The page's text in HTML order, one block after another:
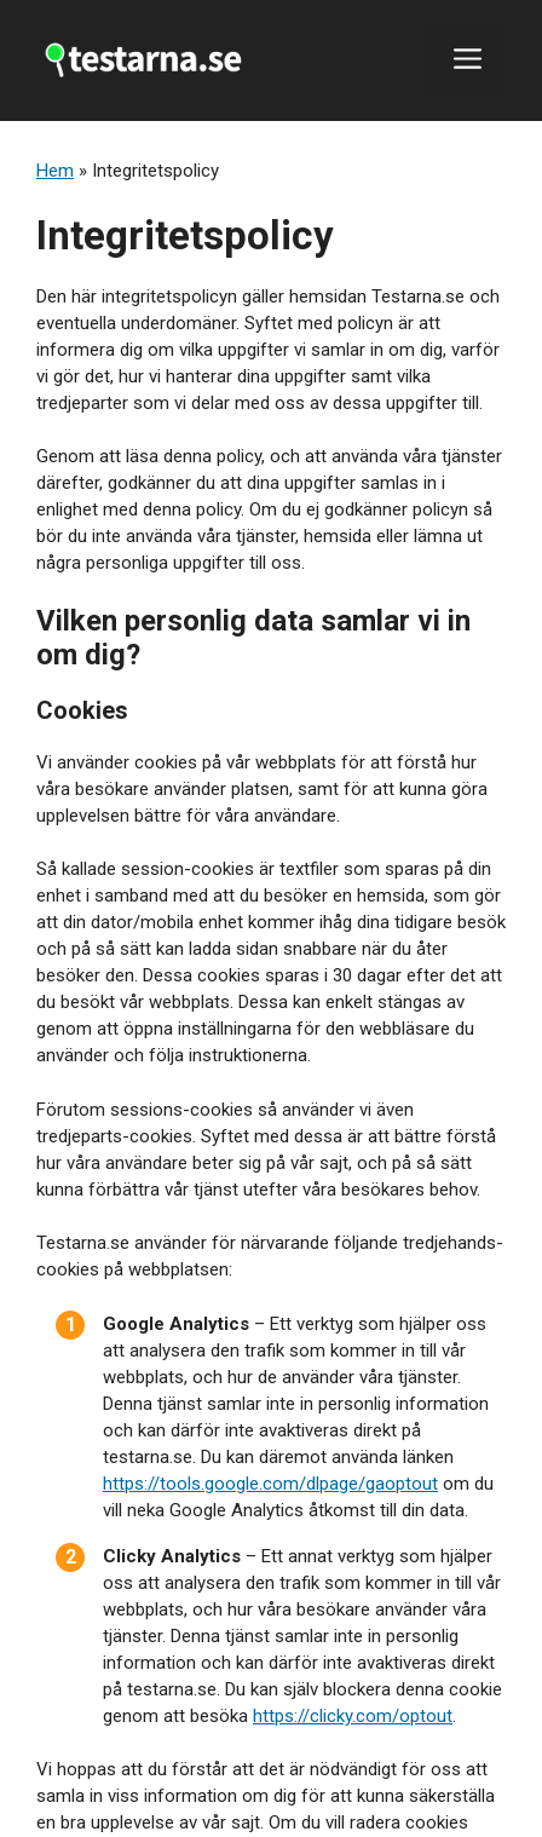
innehåll
Hem » Integritetspolicy
Integritetspolicy
Den här integritetspolicyn gäller hemsidan Testarna.se och
eventuella underdomäner. Syftet med policyn är att
informera dig om vilka uppgifter vi samlar in om dig, varför
vi gör det, hur vi hanterar dina uppgifter samt vilka
tredjeparter som vi delar med oss av dessa uppgifter till.
Genom att läsa denna policy, och att använda våra tjänster
därefter, godkänner du att dina uppgifter samlas in i
enlighet med denna policy. Om du ej godkänner policyn så
bör du inte använda våra tjänster, hemsida eller lämna ut
några personliga uppgifter till oss.
Vilken personlig data samlar vi in
om dig?
Cookies
Vi använder cookies på vår webbplats för att förstå hur
våra besökare använder platsen, samt för att kunna göra
upplevelsen bättre för våra användare.
Så kallade session-cookies är textfiler som sparas på din
enhet i samband med att du besöker en hemsida, som gör
att din dator/mobila enhet kommer ihåg dina tidigare besök
och på så sätt kan ladda sidan snabbare när du åter
besöker den. Dessa cookies sparas i 30 dagar efter det att
du besökt vår webbplats. Dessa kan enkelt stängas av
genom att öppna inställningarna för den webbläsare du
använder och följa instruktionerna.
Förutom sessions-cookies så använder vi även
tredjeparts-cookies. Syftet med dessa är att bättre förstå
hur våra användare beter sig på vår sajt, och på så sätt
kunna förbättra vår tjänst utefter våra besökares behov.
Testarna.se använder för närvarande följande tredjehands-
cookies på webbplatsen:
Google Analytics – Ett verktyg som hjälper oss
att analysera den trafik som kommer in till vår
webbplats, och hur de använder våra tjänster.
Denna tjänst samlar inte in personlig information
och kan därför inte avaktiveras direkt på
testarna.se. Du kan däremot använda länken
https://tools.google.com/dlpage/gaoptout om du
vill neka Google Analytics åtkomst till din data.
Clicky Analytics – Ett annat verktyg som hjälper
oss att analysera den trafik som kommer in till vår
webbplats, och hur våra besökare använder våra
tjänster. Denna tjänst samlar inte in personlig
information och kan därför inte avaktiveras direkt
på testarna.se. Du kan själv blockera denna cookie
genom att besöka https://clicky.com/optout
Vi hoppas att du förstår att det är nödvändigt för oss att
samla in viss information om dig för att kunna säkerställa
en bra upplevelse av vår sajt. Om du vill radera cookies